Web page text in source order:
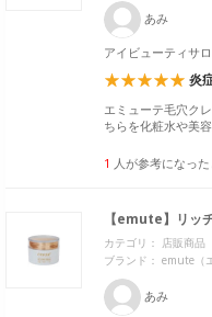
あみ
アイビューティサ
炎
エミューテ毛穴ク
ちらを化粧水や美
1 人が参考になっ
【emute】リッ
カテゴリ： 店販商品
ブランド： emute（
あみ